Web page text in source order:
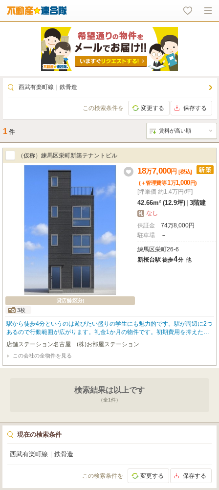
西武有楽町線 鉄骨造
この検索条件を 変更する 保存する
1 件
（仮称）練馬区栄町新築テナントビル
貸店舗(区分)
3枚
18万7,000円 [税込]
(＋管理費等1万1,000円)
[坪単価 約1.4万円/坪]
42.66m² (12.9坪) 3階建
礼 なし
保証金
74万8,000円
駐車場
－
練馬区栄町26-6
新桜台駅 徒歩4分 他
駅から徒歩4分というのは遊びたい盛りの学生にも魅力的です。駅が周辺に2つ
あるので行動範囲が広がります。礼金1か月の物件です。初期費用を抑えたい
方は是非ご覧ください。
店舗ステーション名古屋 (株)お部屋ステーション
この会社の全物件を見る
検索結果は以上です
（全1件）
現在の検索条件
西武有楽町線 鉄骨造
この検索条件を 変更する 保存する